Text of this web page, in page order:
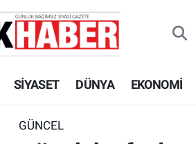
SİYASET DÜNYA EKONOMİ
GÜNCEL
Haritası
Durumu ve Fikstür